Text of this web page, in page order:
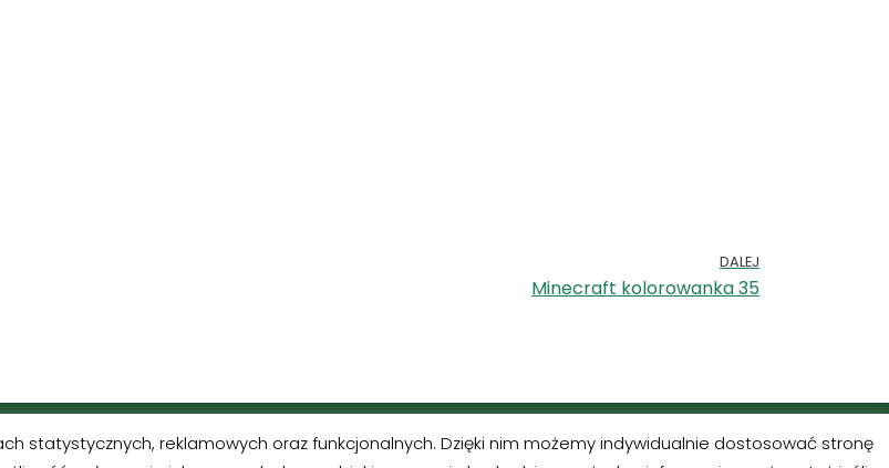
DALEJ
Minecraft kolorowanka 35
MORINDIA
Neve | Powered by WordPress
statystycznych, reklamowych oraz funkcjonalnych. Dzięki nim możemy indywidualnie dostosować stronę